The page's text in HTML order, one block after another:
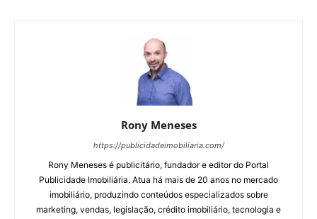
Rony Meneses
https://publicidadeimobiliaria.com/
Rony Meneses é publicitário, fundador e editor do Portal
Publicidade Imobiliária. Atua há mais de 20 anos no mercado
imobiliário, produzindo conteúdos especializados sobre
marketing, vendas, legislação, crédito imobiliário, tecnologia e